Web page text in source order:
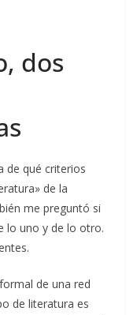
dos
de qué criterios
de la
me preguntó si
lo uno y de lo otro.
de una red
de literatura es